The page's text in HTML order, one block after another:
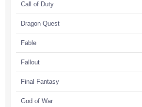
Call of Duty
Dragon Quest
Fable
Fallout
Final Fantasy
God of War